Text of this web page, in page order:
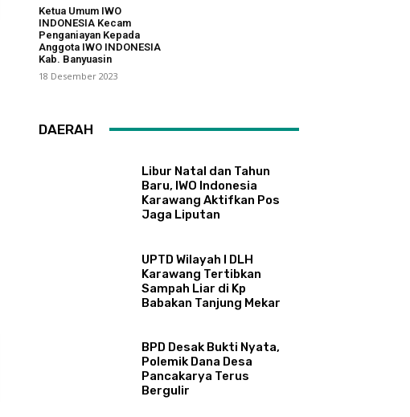
Ketua Umum IWO
INDONESIA Kecam
Penganiayan Kepada
Anggota IWO INDONESIA
Kab. Banyuasin
18 Desember 2023
DAERAH
Libur Natal dan Tahun
Baru, IWO Indonesia
Karawang Aktifkan Pos
Jaga Liputan
UPTD Wilayah I DLH
Karawang Tertibkan
Sampah Liar di Kp
Babakan Tanjung Mekar
BPD Desak Bukti Nyata,
Polemik Dana Desa
Pancakarya Terus
Bergulir